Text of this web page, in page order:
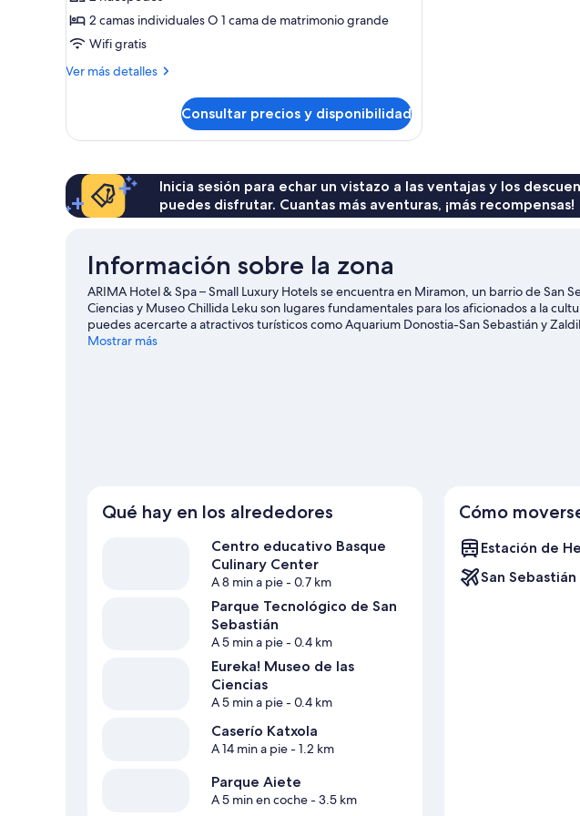
Habitación
estándar
access)
2 camas individuales O 1 cama de matrimonio grande
Wifi gratis
Ver más detalles
Más
estándar
Consultar precios y disponibilidad
Inicia sesión para echar un vistazo a las ventajas y los
puedes disfrutar. Cuantas más aventuras, ¡más recompensas!
Información sobre la zona
ARIMA Hotel & Spa – Small Luxury Hotels se encuentra en Miramon, un barrio de San
Ciencias y Museo Chillida Leku son lugares fundamentales para los aficionados a la
puedes acercarte a atractivos turísticos como Aquarium Donostia-San Sebastián y
de un evento especial? Puedes consultar el calendario de Velódromo de Anoeta o
Mostrar más
Qué hay en los alrededores
Centro educativo Basque
Culinary Center
A 8 min a pie- 0.7 km
Parque Tecnológico de San
Sebastián
A 5 min a pie- 0.4 km
Eureka! Museo de las
Ciencias
A 5 min a pie- 0.4 km
Caserío Katxola
A 14 min a pie- 1.2 km
Parque Aiete
A 5 min en coche- 3.5 km
Cómo
Estación de
San